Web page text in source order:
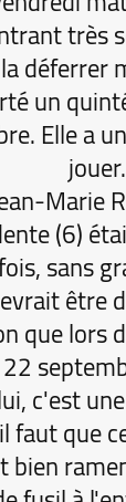
très
déferrer
un
Elle a
jouer.
Marie
(6)
sans
être
que lors
c'est
faut que
bien